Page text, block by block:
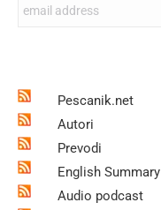
Pescanik.net
Autori
Prevodi
English Summary
Audio podcast